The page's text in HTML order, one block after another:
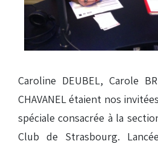
Caroline DEUBEL, Carole
CHAVANEL étaient nos
spéciale consacrée à la
Club de Strasbourg.